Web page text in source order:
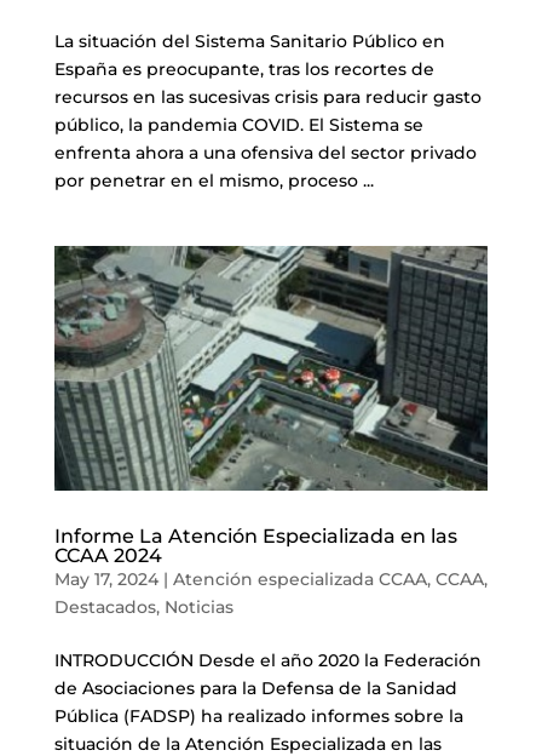
La situación del Sistema Sanitario Público en
España es preocupante, tras los recortes de
recursos en las sucesivas crisis para reducir gasto
público, la pandemia COVID. El Sistema se
enfrenta ahora a una ofensiva del sector privado
por penetrar en el mismo, proceso ...
Informe La Atención Especializada en las
CCAA 2024
May 17, 2024| Atención especializada CCAA, CCAA,
Destacados, Noticias
INTRODUCCIÓN Desde el año 2020 la Federación
de Asociaciones para la Defensa de la Sanidad
Pública (FADSP) ha realizado informes sobre la
situación de la Atención Especializada en las